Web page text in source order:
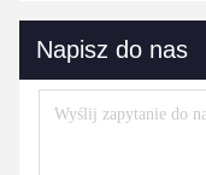
Napisz do nas